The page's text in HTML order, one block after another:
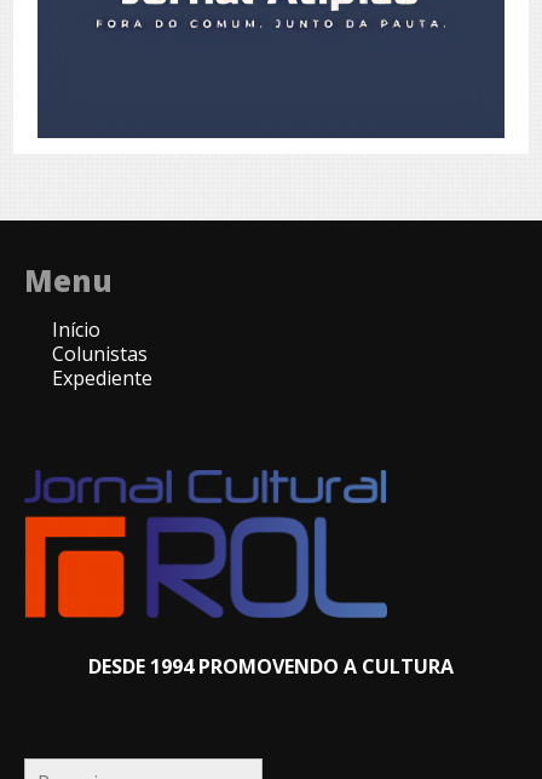
Menu
Início
Colunistas
Expediente
DESDE 1994 PROMOVENDO A CULTURA
Pesquisar